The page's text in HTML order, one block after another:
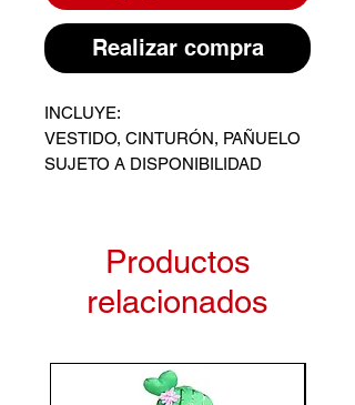
Realizar compra
INCLUYE:
VESTIDO, CINTURÓN, PAÑUELO
SUJETO A DISPONIBILIDAD
Productos
relacionados